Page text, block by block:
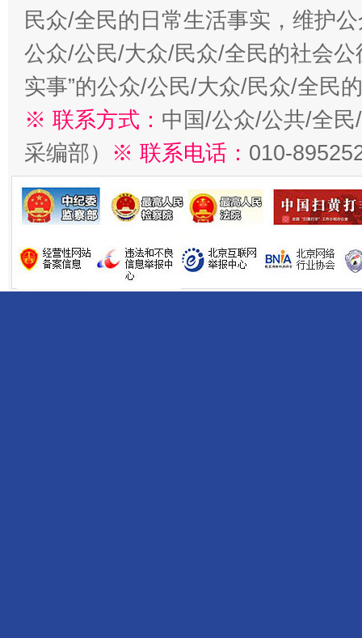
民众/全民的日常生活事实，维护
公众/公民/大众/民众/全民的社会公
实事”的公众/公民/大众/民众/全民
※ 联系方式： 中国/公众/公共/全
采编部） ※ 联系电话： 010-